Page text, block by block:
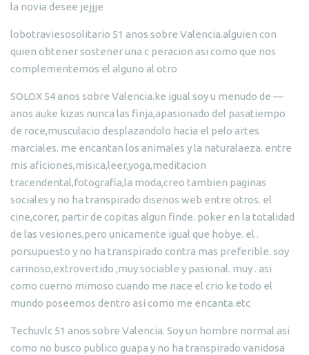
la novia desee jejjje
lobotraviesosolitario 51 anos sobre Valencia.alguien con
quien obtener sostener una c peracion asi como que nos
complementemos el alguno al otro
SOLOX 54 anos sobre Valencia.ke igual soy u menudo de —
anos auke kizas nunca las finja,apasionado del pasatiempo
de roce,musculacio desplazandolo hacia el pelo artes
marciales. me encantan los animales y la naturalaeza. entre
mis aficiones,misica,leer,yoga,meditacion
tracendental,fotografia,la moda,creo tambien paginas
sociales y no ha transpirado disenos web entre otros. el
cine,corer, partir de copitas algun finde. poker en la totalidad
de las vesiones,pero unicamente igual que hobye. el .
porsupuesto y no ha transpirado contra mas preferible. soy
carinoso,extrovertido ,muy sociable y pasional. muy . asi
como cuerno mimoso cuando me nace el crio ke todo el
mundo poseemos dentro asi como me encanta.etc
Techuvlc 51 anos sobre Valencia. Soy un hombre normal asi
como no busco publico guapa y no ha transpirado vanidosa